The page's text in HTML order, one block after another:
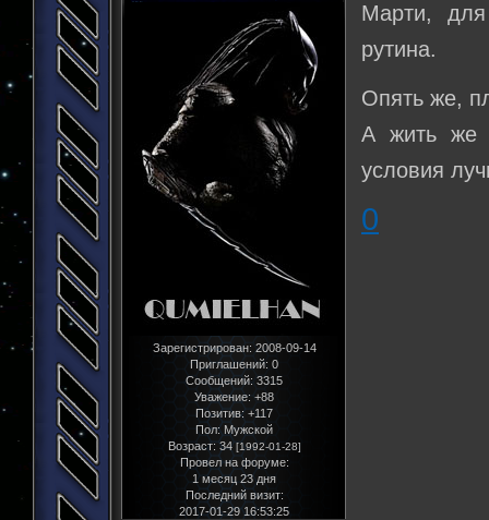
Зарегистрирован: 2008-09-14
Приглашений: 0
Сообщений: 3315
Уважение: +88
Позитив: +117
Пол: Мужской
Возраст: 34 [1992-01-28]
Провел на форуме:
1 месяц 23 дня
Последний визит:
2017-01-29 16:53:25
Марти,
рутина.
Опять же,
А жить же
условия
0